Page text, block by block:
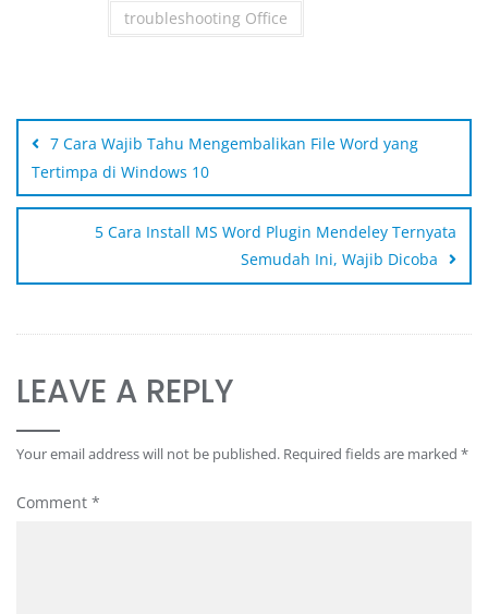
troubleshooting Office
7 Cara Wajib Tahu Mengembalikan File Word yang
Tertimpa di Windows 10
5 Cara Install MS Word Plugin Mendeley Ternyata
Semudah Ini, Wajib Dicoba
LEAVE A REPLY
Your email address will not be published. Required fields are marked *
Comment *